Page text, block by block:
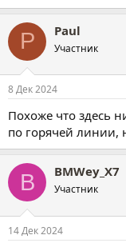
P Paul
Участник
8 Дек 2024
Похоже что здесь
по горячей линии,
B BMWey_X7
Участник
14 Дек 2024